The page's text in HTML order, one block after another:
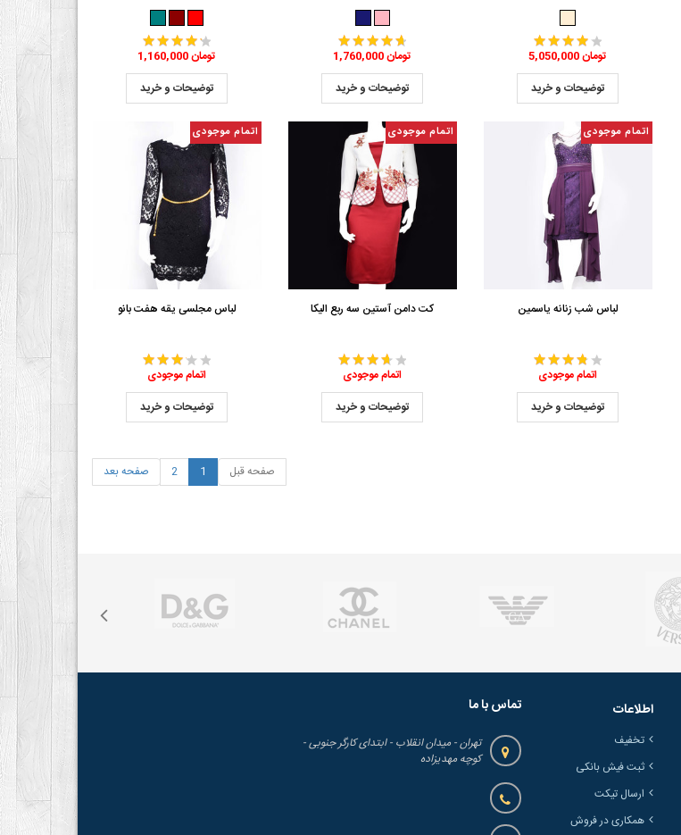
5,050,000 تومان
توضیحات و خرید
1,760,000 تومان
توضیحات و خرید
1,160,000 تومان
توضیحات و خرید
اتمام موجودی
لباس شب زنانه یاسمین
اتمام موجودی
توضیحات و خرید
اتمام موجودی
کت دامن آستین سه ربع الیکا
اتمام موجودی
توضیحات و خرید
اتمام موجودی
لباس مجلسی یقه هفت بانو
اتمام موجودی
توضیحات و خرید
صفحه قبل 1
2 صفحه بعد
اطلاعات
تخفیف
ثبت فیش بانکی
ارسال تیکت
همکاری در فروش
تماس با ما
تهران - میدان انقلاب - ابتدای کارگر جنوبی -
کوچه مهدیزاده